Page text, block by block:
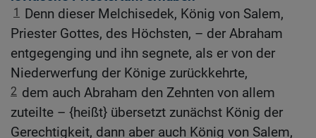
1
Denn dieser Melchisedek, König von Salem,
Priester Gottes, des Höchsten, – der Abraham
entgegenging und ihn segnete, als er von der
Niederwerfung der Könige zurückkehrte,
2 dem auch Abraham den Zehnten von allem
zuteilte – {heißt} übersetzt zunächst König der
Gerechtigkeit, dann aber auch König von Salem,